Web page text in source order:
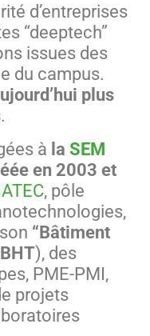
d’entreprises
“deeptech”
issues des
du campus.
plus
.
à la SEM
en 2003 et
, pôle
“Bâtiment
), des
PME-PMI,
projets